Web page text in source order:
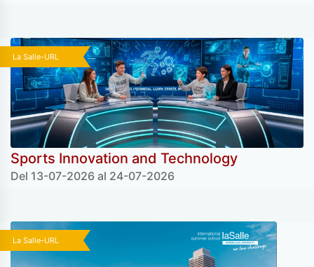
La Salle-URL
Sports Innovation and Technology
Del 13-07-2026 al 24-07-2026
La Salle-URL